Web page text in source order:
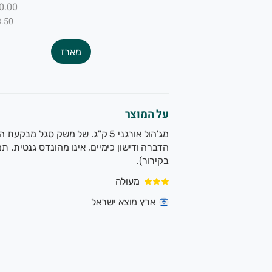
₪3.50
מארז
על המוצר
מג'הול אורגני 5 ק''ג. של משק
הדברה ודישון כימיים, אינו מהונדס
בקירור).
מעולה
ארץ מוצא ישראל